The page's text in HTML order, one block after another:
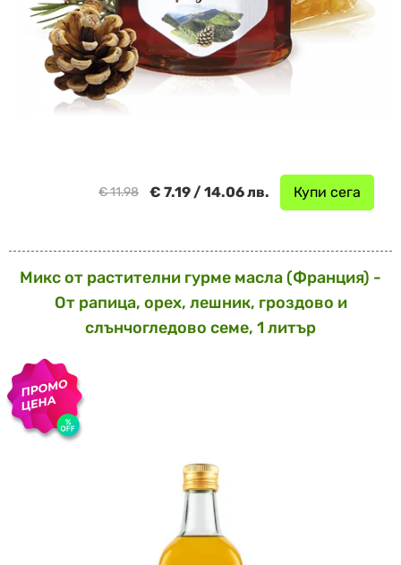
Купи сега
€ 7.19 / 14.06 лв.
€ 11.98
Микс от растителни гурме масла (Франция) -
От рапица, орех, лешник, гроздово и
слънчогледово семе, 1 литър